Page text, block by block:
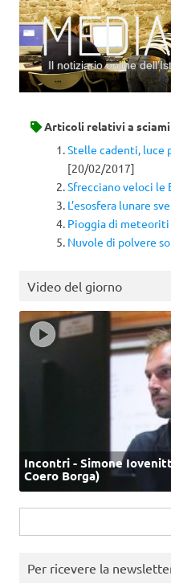
Il notiziario online
Articoli relativi a
Stelle cadenti, luce
[20/02/2017]
Sfrecciano veloci le
L’esosfera lunare
Pioggia di meteoriti
Nuvole di polvere
Video del giorno
Incontri - Simone
Coero Borga)
per:
Per ricevere la